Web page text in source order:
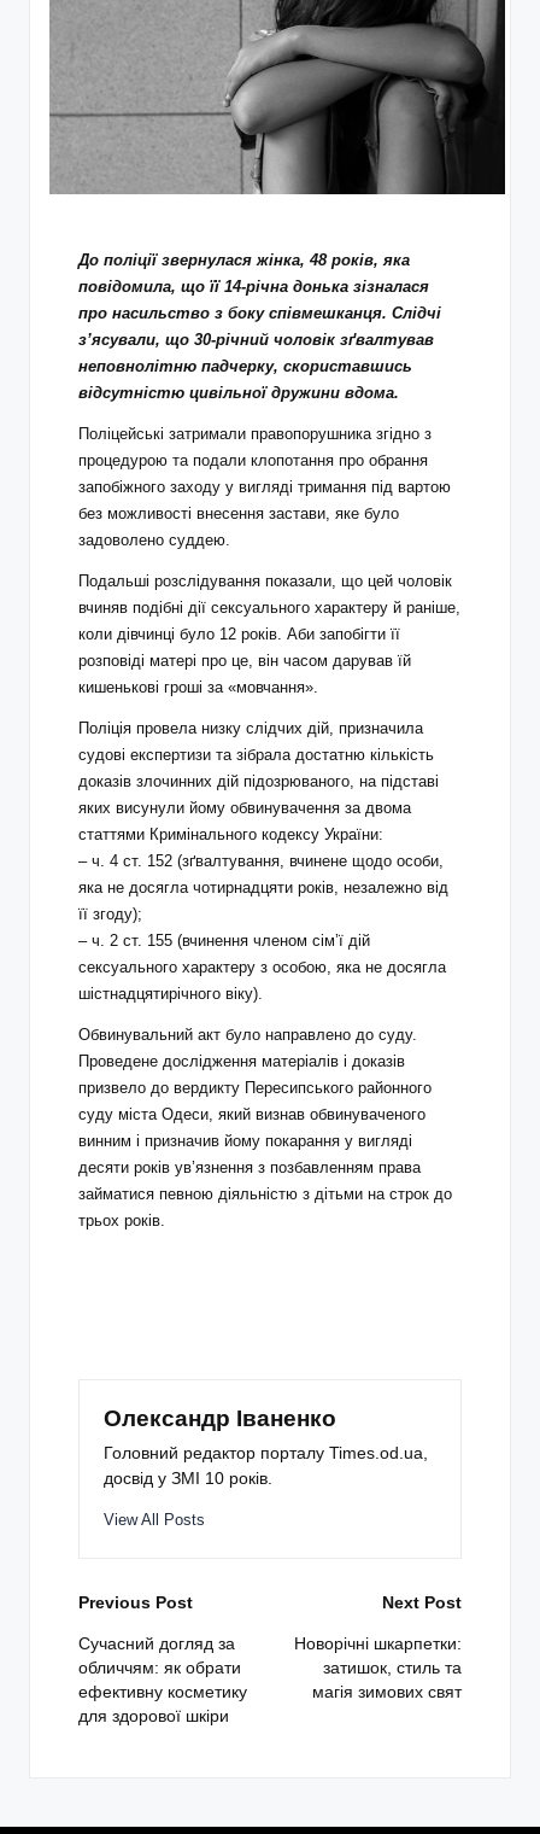
До поліції звернулася жінка, 48 років, яка
повідомила, що її 14-річна донька зізналася
про насильство з боку співмешканця. Слідчі
з’ясували, що 30-річний чоловік зґвалтував
неповнолітню падчерку, скориставшись
відсутністю цивільної дружини вдома.
Поліцейські затримали правопорушника згідно з
процедурою та подали клопотання про обрання
запобіжного заходу у вигляді тримання під вартою
без можливості внесення застави, яке було
задоволено суддею.
Подальші розслідування показали, що цей чоловік
вчиняв подібні дії сексуального характеру й раніше,
коли дівчинці було 12 років. Аби запобігти її
розповіді матері про це, він часом дарував їй
кишенькові гроші за «мовчання».
Поліція провела низку слідчих дій, призначила
судові експертизи та зібрала достатню кількість
доказів злочинних дій підозрюваного, на підставі
яких висунули йому обвинувачення за двома
статтями Кримінального кодексу України:
– ч. 4 ст. 152 (зґвалтування, вчинене щодо особи,
яка не досягла чотирнадцяти років, незалежно від
її згоду);
– ч. 2 ст. 155 (вчинення членом сім’ї дій
сексуального характеру з особою, яка не досягла
шістнадцятирічного віку).
Обвинувальний акт було направлено до суду.
Проведене дослідження матеріалів і доказів
призвело до вердикту Пересипського районного
суду міста Одеси, який визнав обвинуваченого
винним і призначив йому покарання у вигляді
десяти років ув’язнення з позбавленням права
займатися певною діяльністю з дітьми на строк до
трьох років.
Олександр Іваненко
Головний редактор порталу Times.od.ua,
досвід у ЗМІ 10 років.
View All Posts
Post
navigation
Previous Post
Сучасний догляд за
обличчям: як обрати
ефективну косметику
для здорової шкіри
Next Post
Новорічні шкарпетки:
затишок, стиль та
магія зимових свят